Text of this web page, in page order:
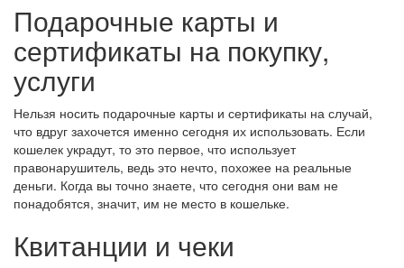
Подарочные карты и
сертификаты на покупку,
услуги
Нельзя носить подарочные карты и сертификаты на случай,
что вдруг захочется именно сегодня их использовать. Если
кошелек украдут, то это первое, что использует
правонарушитель, ведь это нечто, похожее на реальные
деньги. Когда вы точно знаете, что сегодня они вам не
понадобятся, значит, им не место в кошельке.
Квитанции и чеки